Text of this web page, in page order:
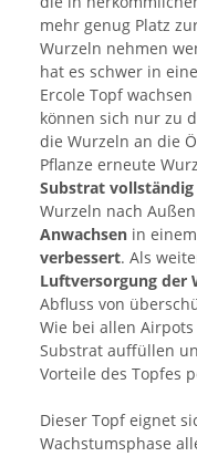
mehr genug Platz
Wurzeln nehmen
hat es schwer in
Ercole Topf
können sich nur zu
die Wurzeln an die
Pflanze erneute
Substrat
Wurzeln nach
Anwachsen in einem
verbessert. Als
Luftversorgung der
Abfluss von
Wie bei allen
Substrat auffüllen
Vorteile des Topfes
Dieser Topf eignet
Wachstumsphase